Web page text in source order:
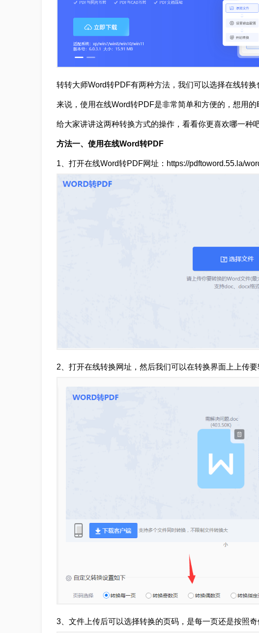
转转大师Word转PDF有两种方法，我们可以选择在线转
来说，使用在线Word转PDF是非常简单和方便的，想用
给大家讲讲这两种转换方式的操作，看看你更喜欢哪一种吧
方法一、使用在线Word转PDF
1、打开在线Word转PDF网址：https://pdftoword.55.la/
2、打开在线转换网址，然后我们可以在转换界面上上传要
3、文件上传后可以选择转换的页码，是每一页还是按照奇